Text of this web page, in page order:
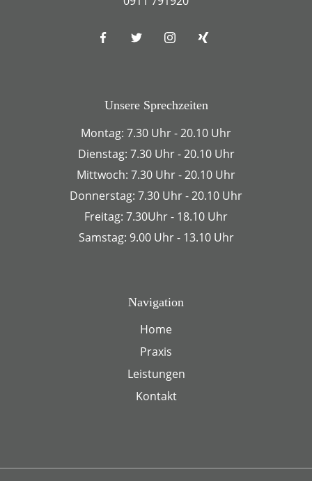
Unsere Sprechzeiten
Montag: 7.30 Uhr - 20.10 Uhr
Dienstag: 7.30 Uhr - 20.10 Uhr
Mittwoch: 7.30 Uhr - 20.10 Uhr
Donnerstag: 7.30 Uhr - 20.10 Uhr
Freitag: 7.30Uhr - 18.10 Uhr
Samstag: 9.00 Uhr - 13.10 Uhr
Navigation
Home
Praxis
Leistungen
Kontakt